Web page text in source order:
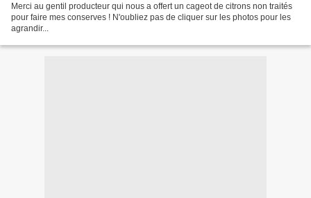
Merci au gentil producteur qui nous a offert un cageot de citrons non traités
pour faire mes conserves ! N'oubliez pas de cliquer sur les photos pour les
agrandir...